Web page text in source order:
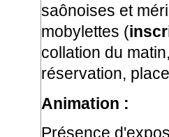
saônoises et
mobylettes (
collation du
réservation,
Animation :
Présence